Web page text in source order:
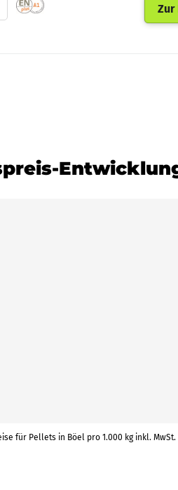
Zur
für Pellets in Böel pro 1.000 kg inkl. MwSt.